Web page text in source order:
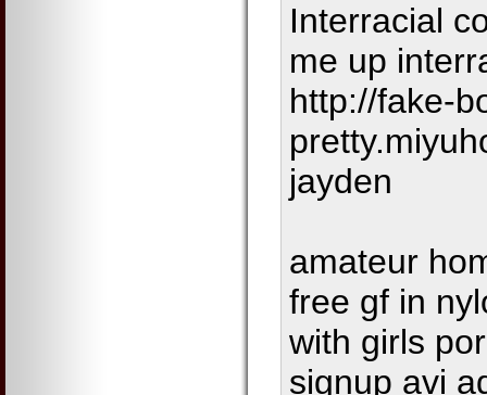
Interracial
me up
http://fake-
jayden
amateur
free gf in
with girls
signup avi